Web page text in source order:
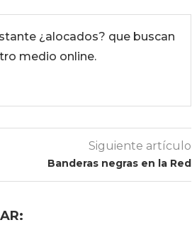
¿alocados? que buscan
medio online.
Siguiente artículo
Banderas negras en la Red